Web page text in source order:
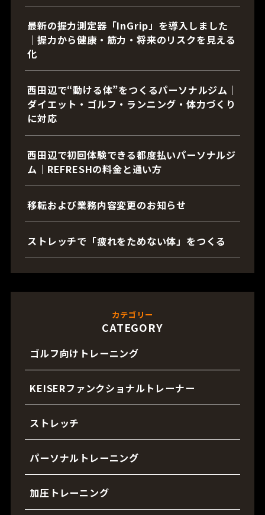
最新の握力測定器「InGrip」を導入しました
｜握力から健康・筋力・将来のリスクを見える
化
西田辺で“動ける体”をつくるパーソナルジム｜
ダイエット・ゴルフ・ランニング・体力づくり
に対応
西田辺で初回体験できる都度払いパーソナルジ
ム｜REFRESHの料金と通い方
移転および業務内容変更のお知らせ
ストレッチで「疲れをためない体」をつくる
カテゴリー
CATEGORY
ゴルフ向けトレーニング
KEISERファンクショナルトレーナー
ストレッチ
パーソナルトレーニング
加圧トレーニング